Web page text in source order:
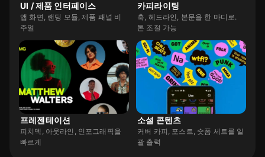
UI / 제품 인터페이스
앱 화면, 랜딩 모듈, 제품 패널 비
주얼
카피라이팅
훅, 헤드라인, 본문을 한 마디로.
톤 조절 가능
프레젠테이션
피치덱, 아웃라인, 인포그래픽을
빠르게
소셜 콘텐츠
커버 카피, 포스트, 숏폼 세트를 일
괄 출력